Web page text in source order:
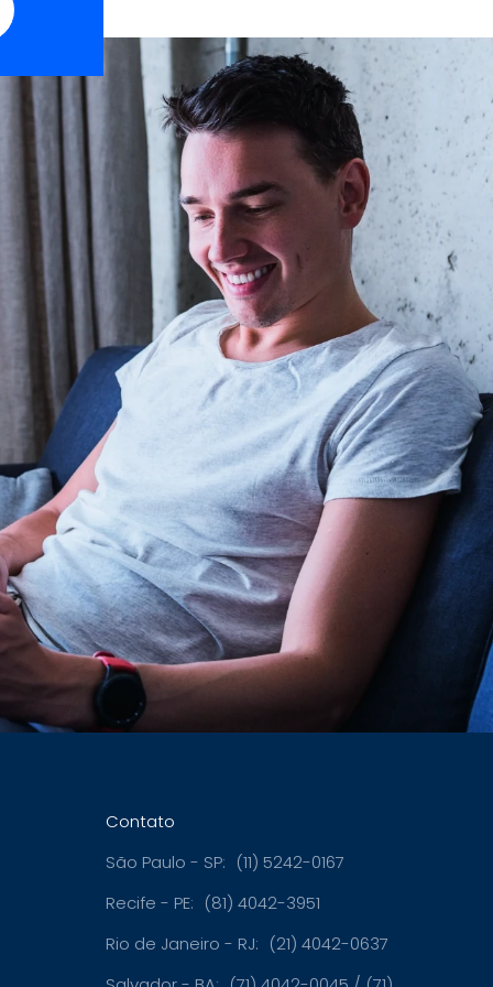
Contato
São Paulo - SP: (11) 5242-0167
Recife - PE: (81) 4042-3951
Rio de Janeiro - RJ: (21) 4042-0637